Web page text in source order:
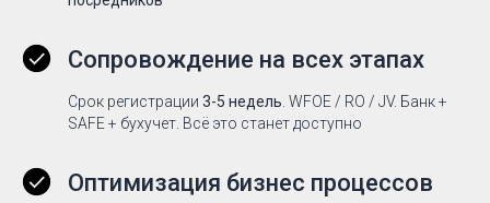
Сопровождение на всех этапах
Срок регистрации 3-5 недель . WFOE / RO / JV. Банк +
SAFE + бухучет. Всё это станет доступно
Оптимизация бизнес процессов